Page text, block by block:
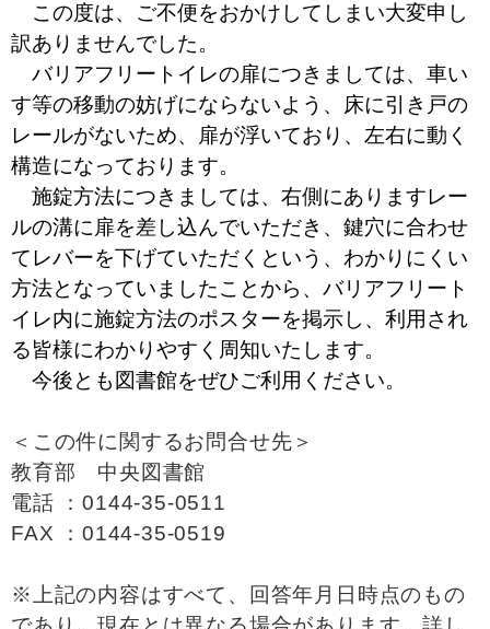
この度は、ご不便をおかけしてしまい大変申し
訳ありませんでした。
バリアフリートイレの扉につきましては、車い
す等の移動の妨げにならないよう、床に引き戸の
レールがないため、扉が浮いており、左右に動く
構造になっております。
施錠方法につきましては、右側にありますレー
ルの溝に扉を差し込んでいただき、鍵穴に合わせ
てレバーを下げていただくという、わかりにくい
方法となっていましたことから、バリアフリート
イレ内に施錠方法のポスターを掲示し、利用され
る皆様にわかりやすく周知いたします。
今後とも図書館をぜひご利用ください。
＜この件に関するお問合せ先＞
教育部 中央図書館
電話 ：0144-35-0511
FAX ：0144-35-0519
※上記の内容はすべて、回答年月日時点のもの